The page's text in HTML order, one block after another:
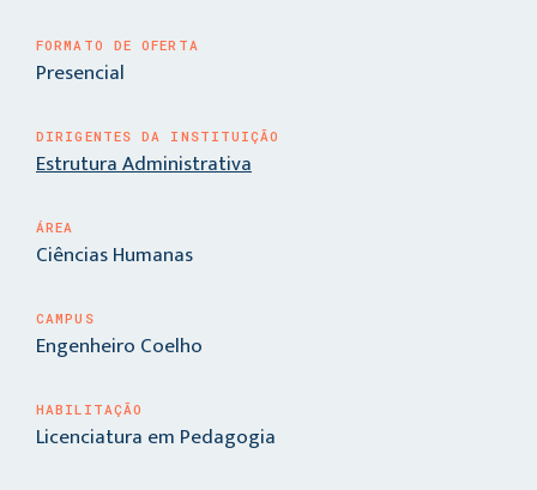
FORMATO DE OFERTA
Presencial
DIRIGENTES DA INSTITUIÇÃO
Estrutura Administrativa
ÁREA
Ciências Humanas
CAMPUS
Engenheiro Coelho
HABILITAÇÃO
Licenciatura em Pedagogia